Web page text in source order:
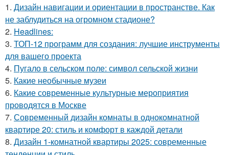
1. Дизайн навигации и ориентации в пространстве. Как
не заблудиться на огромном стадионе?
2. Headlines:
3. ТОП-12 программ для создания: лучшие инструменты
для вашего проекта
4. Пугало в сельском поле: символ сельской жизни
5. Какие необычные музеи
6. Какие современные культурные мероприятия
проводятся в Москве
7. Современный дизайн комнаты в однокомнатной
квартире 20: стиль и комфорт в каждой детали
8. Дизайн 1-комнатной квартиры 2025: современные